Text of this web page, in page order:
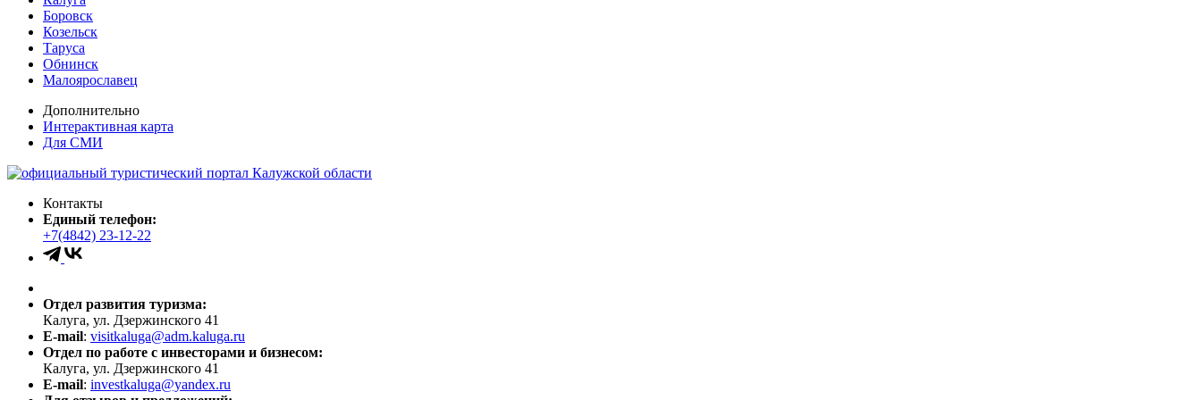
Боровск
Козельск
Таруса
Обнинск
Малоярославец
Дополнительно
Интерактивная карта
Для СМИ
Контакты
Единый телефон:
+7(4842) 23-12-22
Отдел развития туризма:
Калуга, ул. Дзержинского 41
E-mail: visitkaluga@adm.kaluga.ru
Отдел по работе с инвесторами и бизнесом:
Калуга, ул. Дзержинского 41
E-mail: investkaluga@yandex.ru